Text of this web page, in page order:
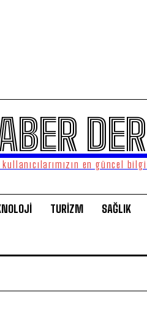
en güncel
TURİZM SAĞLIK